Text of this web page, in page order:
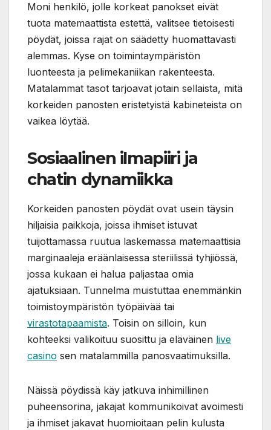
Moni henkilö, jolle korkeat panokset eivät
tuota matemaattista estettä, valitsee tietoisesti
pöydät, joissa rajat on säädetty huomattavasti
alemmas. Kyse on toimintaympäristön
luonteesta ja pelimekaniikan rakenteesta.
Matalammat tasot tarjoavat jotain sellaista, mitä
korkeiden panosten eristetyistä kabineteista on
vaikea löytää.
Sosiaalinen ilmapiiri ja
chatin dynamiikka
Korkeiden panosten pöydät ovat usein täysin
hiljaisia paikkoja, joissa ihmiset istuvat
tuijottamassa ruutua laskemassa matemaattisia
marginaaleja eräänlaisessa steriilissä tyhjiössä,
jossa kukaan ei halua paljastaa omia
ajatuksiaan. Tunnelma muistuttaa enemmänkin
toimistoympäristön työpäivää tai
virastotapaamista. Toisin on silloin, kun
kohteeksi valikoituu suosittu ja eläväinen live
casino sen matalammilla panosvaatimuksilla.
Näissä pöydissä käy jatkuva inhimillinen
puheensorina, jakajat kommunikoivat avoimesti
ja ihmiset jakavat huomioitaan pelin kulusta